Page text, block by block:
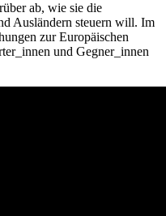
ab, wie sie die
Ausländern steuern will. Im
zur Europäischen
und Gegner_innen